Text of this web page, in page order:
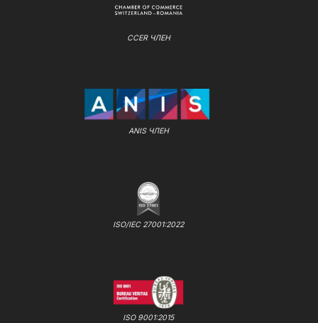
CCER ЧЛЕН
ANIS ЧЛЕН
ISO/IEC 27001:2022
ISO 9001:2015